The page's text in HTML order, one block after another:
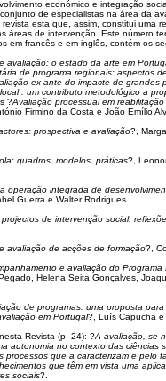
económico e integração
de especialistas na área da
esta que, assim, constitui uma
áreas de intervenção. Este número
em francês e em inglês, contém os
avaliação: o estado da arte em
de programa regionais: aspectos
ex-ante do impacte de grandes
: um contributo metodológico a
?Avaliação processual em
Firmino da Costa e João Emílio
prospectiva e avaliação?,
quadros, modelos, práticas?,
operação integrada de
Guerra e Walter Rodrigues
de intervenção social:
avaliação de acções de formação?,
e avaliação do Programa
Helena Seita Gonçalves,
de programas: uma proposta
em Portugal?, Luís Capucha e
Revista (p. 24): ?A avaliação, se
autonomia no contexto das ciências
processos que a caracterizam e pelo
que têm em vista uma
sociais?.